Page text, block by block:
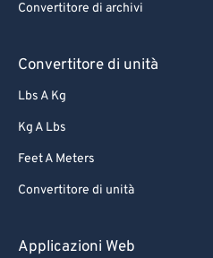
Convertitore di archivi
Convertitore di unità
Lbs A Kg
Kg A Lbs
Feet A Meters
Convertitore di unità
Applicazioni Web